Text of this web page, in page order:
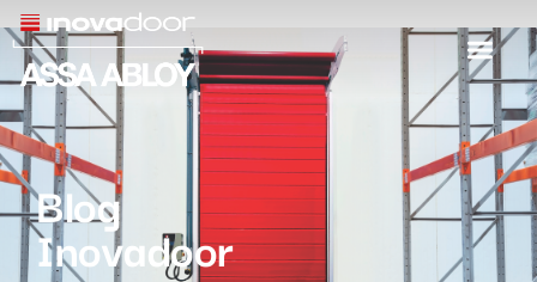
Blog
Inovadoor